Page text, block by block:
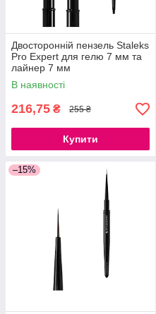
Двосторонній пензель Staleks
Pro Expert для гелю 7 мм та
лайнер 7 мм
В наявності
216,75 ₴ 255 ₴
Купити
–15%